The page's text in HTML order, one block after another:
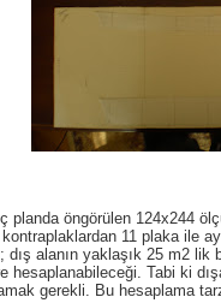
planda öngörülen 124x244
11 plaka ile
dış alanın yaklaşık 25 m2
hesaplanabileceği. Tabi ki
gerekli. Bu hesaplama